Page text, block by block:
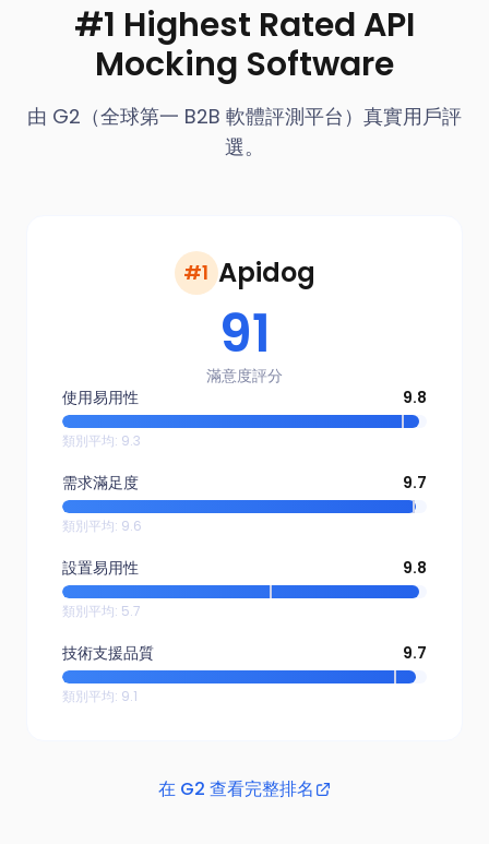
#1 Highest Rated API
Mocking Software
由 G2（全球第一 B2B 軟體評測平台）真實用戶評
選。
#1 Apidog
91
滿意度評分
使用易用性
9.8
類別平均: 9.3
需求滿足度 9.7
類別平均: 9.6
設置易用性 9.8
類別平均: 5.7
技術支援品質 9.7
類別平均: 9.1
在 G2 查看完整排名